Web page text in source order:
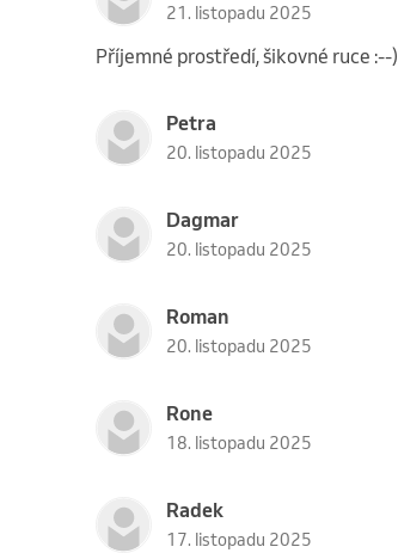
21. listopadu 2025
Příjemné prostředí, šikovné ruce :--)
Petra
20. listopadu 2025
Dagmar
20. listopadu 2025
Roman
20. listopadu 2025
Rone
18. listopadu 2025
Radek
17. listopadu 2025